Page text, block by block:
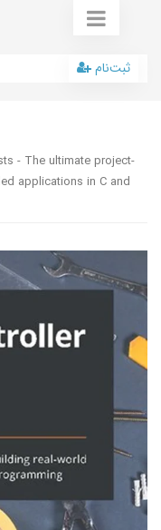
ثبت‌نام
- The ultimate project-
applications in C and